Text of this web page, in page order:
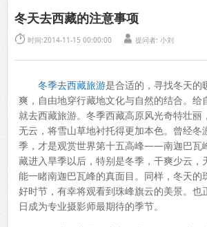
冬天去西藏的注意事项
 时间:2014-11-15 00:00:00  提问者: 小刘
冬季去西藏旅游是合适的，寻找冬天的
爽，自由地穿行藏地文化与自然的结合。给
就去西藏旅游。冬季西藏高原风光奇特壮丽
无云，将雪山草地衬托得更加本色。曾经冬
季，才是观赏世界第十五高峰——南迦巴瓦
藏进入旱季以后，特别是冬季，干爽少云，
能一睹南迦巴瓦峰的真面目。同样，冬天的
好时节，有幸将观看到珠峰旗云的美景。也
日成为专业摄影师最期待的季节。